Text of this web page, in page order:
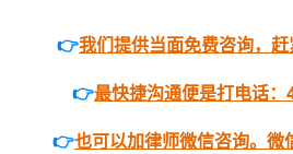
👉我们提供当面免费咨询，赶
👉最快捷沟通便是打电话：
👉也可以加律师微信咨询。微